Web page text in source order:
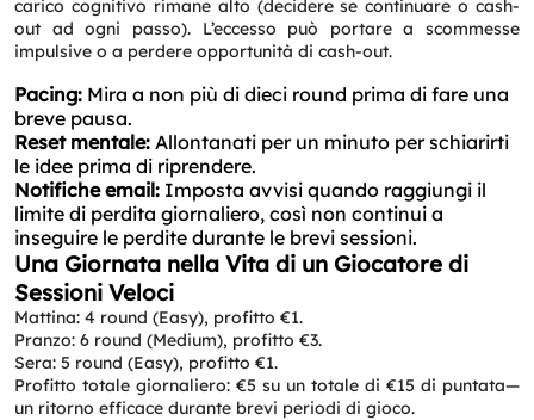
carico cognitivo rimane alto (decidere se continuare o cash-
out ad ogni passo). L’eccesso può portare a scommesse
impulsive o a perdere opportunità di cash-out.
Pacing: Mira a non più di dieci round prima di fare una
breve pausa.
Reset mentale: Allontanati per un minuto per schiarirti
le idee prima di riprendere.
Notifiche email: Imposta avvisi quando raggiungi il
limite di perdita giornaliero, così non continui a
inseguire le perdite durante le brevi sessioni.
Una Giornata nella Vita di un Giocatore di
Sessioni Veloci
Mattina: 4 round (Easy), profitto €1.
Pranzo: 6 round (Medium), profitto €3.
Sera: 5 round (Easy), profitto €1.
Profitto totale giornaliero: €5 su un totale di €15 di puntata—
un ritorno efficace durante brevi periodi di gioco.